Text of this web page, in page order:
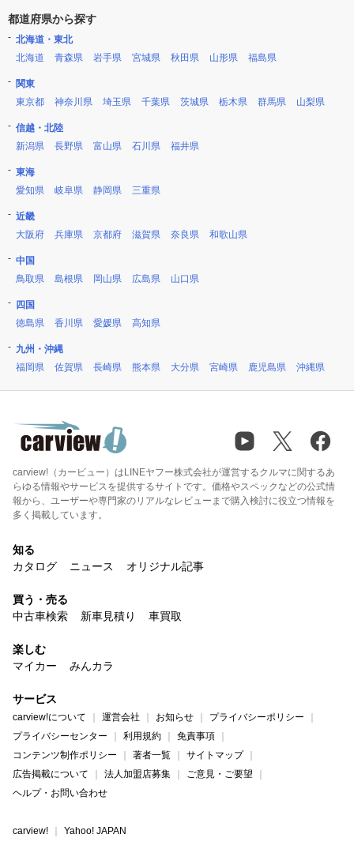
都道府県から探す
北海道・東北
北海道
青森県 岩手県 宮城県 秋田県 山形県 福島県
関東
東京都
神奈川県 埼玉県 千葉県 茨城県 栃木県 群馬県 山梨県
信越・北陸
新潟県
長野県 富山県 石川県 福井県
東海
愛知県
岐阜県 静岡県 三重県
近畿
大阪府
兵庫県 京都府 滋賀県 奈良県 和歌山県
中国
鳥取県
島根県 岡山県 広島県 山口県
四国
徳島県
香川県 愛媛県 高知県
九州・沖縄
福岡県
佐賀県 長崎県 熊本県 大分県 宮崎県 鹿児島県 沖縄県
carview!（カービュー）はLINEヤフー株式会社が運営するクルマに関するあ
らゆる情報やサービスを提供するサイトです。価格やスペックなどの公式情
報から、ユーザーや専門家のリアルなレビューまで購入検討に役立つ情報を
多く掲載しています。
知る
カタログ
ニュース オリジナル記事
買う・売る
中古車検索
新車見積り 車買取
楽しむ
マイカー
みんカラ
サービス
carview!について 運営会社 お知らせ
プライバシーポリシー
プライバシーセンター
利用規約
免責事項
コンテンツ制作ポリシー
著者一覧
サイトマップ
広告掲載について
法人加盟店募集
ご意見・ご要望
ヘルプ・お問い合わせ
carview! Yahoo! JAPAN